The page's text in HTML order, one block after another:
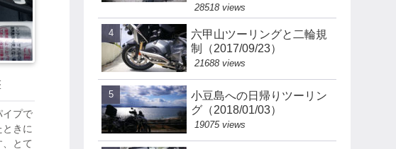
イプで
きに
とて
28518 views
六甲山ツーリングと二輪規
制（2017/09/23）
21688 views
小豆島への日帰りツーリン
グ（2018/01/03）
19075 views